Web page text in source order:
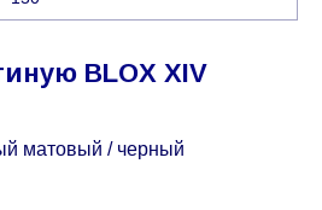
оплаты от
клиента.
связанные с морской
мебели из-за границы, на
BLOX XIV
матовый / черный